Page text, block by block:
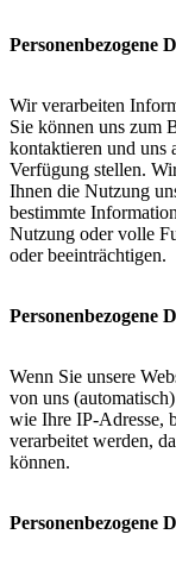
Personenbezogene
Wir verarbeiten
Sie können uns zum
kontaktieren und uns
Verfügung stellen.
Ihnen die Nutzung
bestimmte
Nutzung oder volle
oder beeinträchtigen.
Personenbezogene
Wenn Sie unsere
von uns
wie Ihre IP-Adresse,
verarbeitet werden,
können.
Personenbezogene